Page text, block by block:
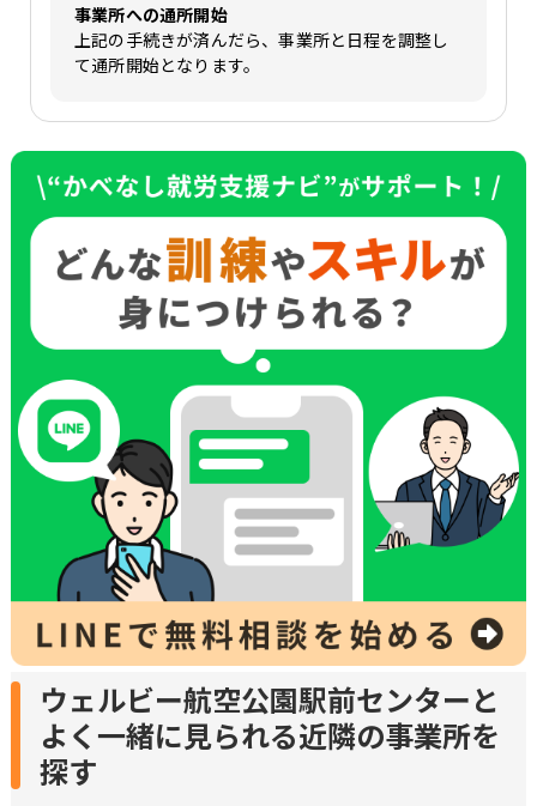
事業所への通所開始
上記の手続きが済んだら、事業所と日程を調整し
て通所開始となります。
ウェルビー航空公園駅前センターと
よく一緒に見られる近隣の事業所を
探す